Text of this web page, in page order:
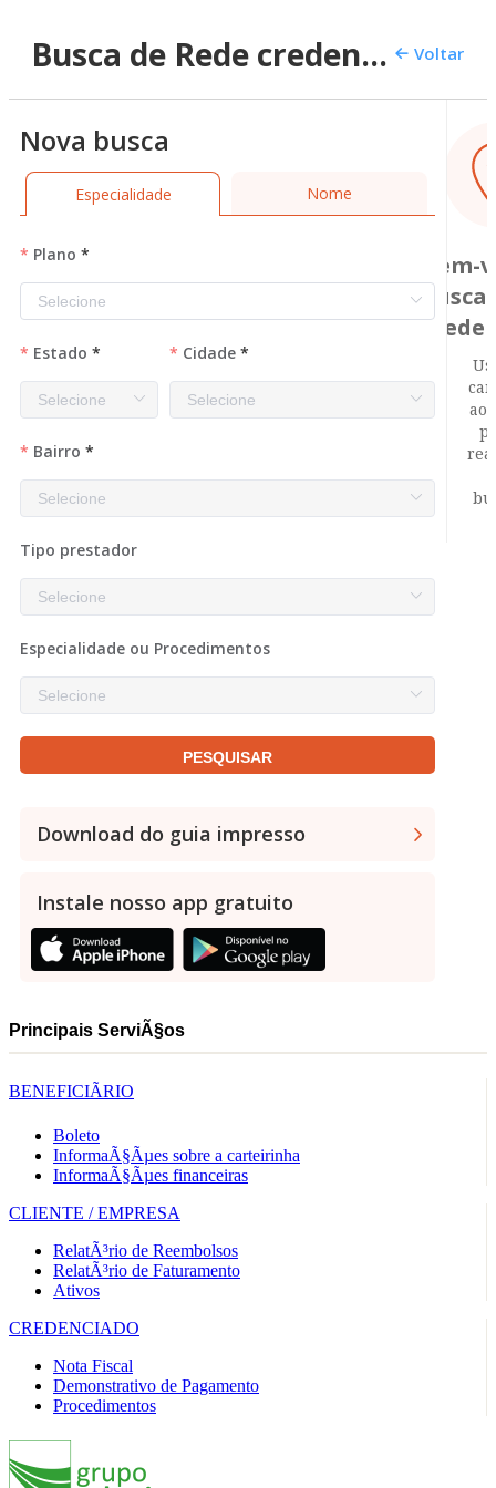
Principais ServiÃ§os
BENEFICIÃRIO
Boleto
InformaÃ§Ãµes sobre a carteirinha
InformaÃ§Ãµes financeiras
CLIENTE / EMPRESA
RelatÃ³rio de Reembolsos
RelatÃ³rio de Faturamento
Ativos
CREDENCIADO
Nota Fiscal
Demonstrativo de Pagamento
Procedimentos